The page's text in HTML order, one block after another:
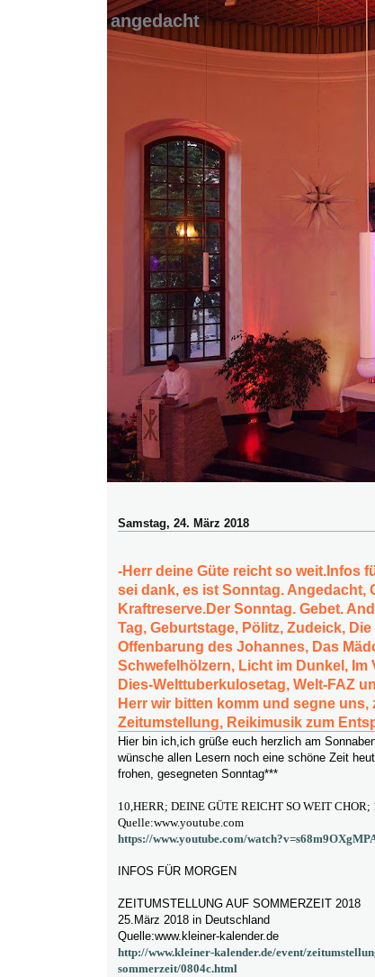
angedacht
Samstag, 24. März 2018
-Herr deine Güte reicht so weit.Infos
sei dank, es ist Sonntag. Angedacht,
Kraftreserve.Der Sonntag. Gebet.
Tag, Geburtstage, Pölitz, Zudeick,
Offenbarung des Johannes, Das
Schwefelhölzern, Licht im Dunkel, Im
Dies-Welttuberkulosetag, Welt-FAZ
Herr wir bitten komm und segne uns,
Zeitumstellung, Reikimusik zum
Hier bin ich,ich grüße euch herzlich am
wünsche allen Lesern noch eine schöne Zeit
frohen, gesegneten Sonntag***
10,HERR; DEINE GÜTE REICHT SO WEIT CHOR;
Quelle:www.youtube.com
https://www.youtube.com/
INFOS FÜR MORGEN
ZEITUMSTELLUNG AUF SOMMERZEIT 2018
25.März 2018 in Deutschland
Quelle:www.kleiner-kalender.de
http://www.kleiner-kalender.de/event/
sommerzeit/0804c.html